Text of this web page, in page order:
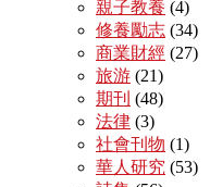
親子教養 (4)
修養勵志 (34)
商業財經 (27)
旅游 (21)
期刊 (48)
法律 (3)
社會刊物 (1)
華人研究 (53)